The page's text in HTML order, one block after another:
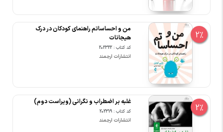
2%
من و احساساتم راهنمای کودکان در درک
هیجانات
کد کتاب : 202322
انتشارات ارجمند
2%
غلبه بر اضطراب و نگرانی (ویراست دوم)
کد کتاب : 202319
انتشارات ارجمند